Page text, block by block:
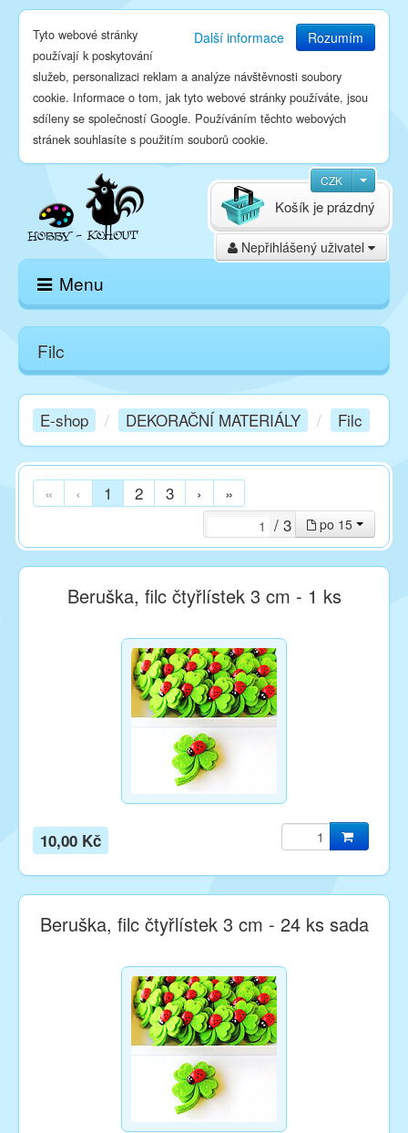
Další informace Rozumím
Tyto webové stránky
používají k poskytování
služeb, personalizaci reklam a analýze návštěvnosti soubory
cookie. Informace o tom, jak tyto webové stránky používáte, jsou
sdíleny se společností Google. Používáním těchto webových
stránek souhlasíte s použitím souborů cookie.
CZK
Nepřihlášený uživatel
Košík je prázdný
Menu
E-shop
Kurzy
Facebook
Filc
E-shop / DEKORAČNÍ MATERIÁLY / Filc
« ‹ 1 2 3 › »
po 15
/ 3
Beruška, filc čtyřlístek 3 cm - 1 ks
10,00 Kč
Beruška, filc čtyřlístek 3 cm - 24 ks sada